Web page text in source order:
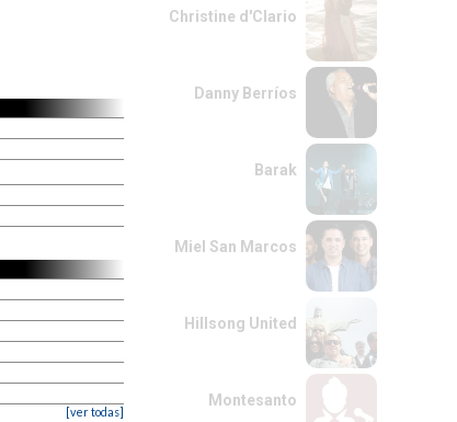
[ver todas]
Christine d'Clario
Danny Berríos
Barak
Miel San Marcos
Hillsong United
Montesanto